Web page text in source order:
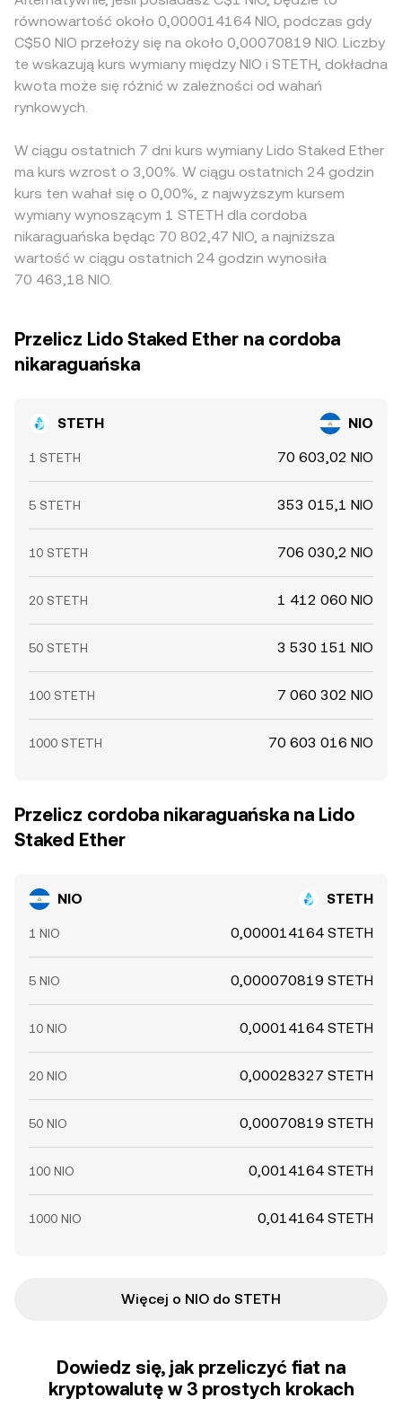
równowartość około 0,000014164 NIO, podczas gdy
C$50 NIO przełoży się na około 0,00070819 NIO. Liczby
te wskazują kurs wymiany między NIO i STETH, dokładna
kwota może się różnić w zależności od wahań
rynkowych.
W ciągu ostatnich 7 dni kurs wymiany Lido Staked Ether
ma kurs wzrost o 3,00%. W ciągu ostatnich 24 godzin
kurs ten wahał się o 0,00%, z najwyższym kursem
wymiany wynoszącym 1 STETH dla cordoba
nikaraguańska będąc 70 802,47 NIO, a najniższa
wartość w ciągu ostatnich 24 godzin wynosiła
70 463,18 NIO.
Przelicz Lido Staked Ether na cordoba
nikaraguańska
STETH NIO
1 STETH 70 603,02 NIO
5 STETH 353 015,1 NIO
10 STETH 706 030,2 NIO
20 STETH 1 412 060 NIO
50 STETH 3 530 151 NIO
100 STETH 7 060 302 NIO
1000 STETH 70 603 016 NIO
Przelicz cordoba nikaraguańska na Lido
Staked Ether
NIO STETH
1 NIO 0,000014164 STETH
5 NIO 0,000070819 STETH
10 NIO 0,00014164 STETH
20 NIO 0,00028327 STETH
50 NIO 0,00070819 STETH
100 NIO 0,0014164 STETH
1000 NIO 0,014164 STETH
Więcej o NIO do STETH
Dowiedz się, jak przeliczyć fiat na
kryptowalutę w 3 prostych krokach